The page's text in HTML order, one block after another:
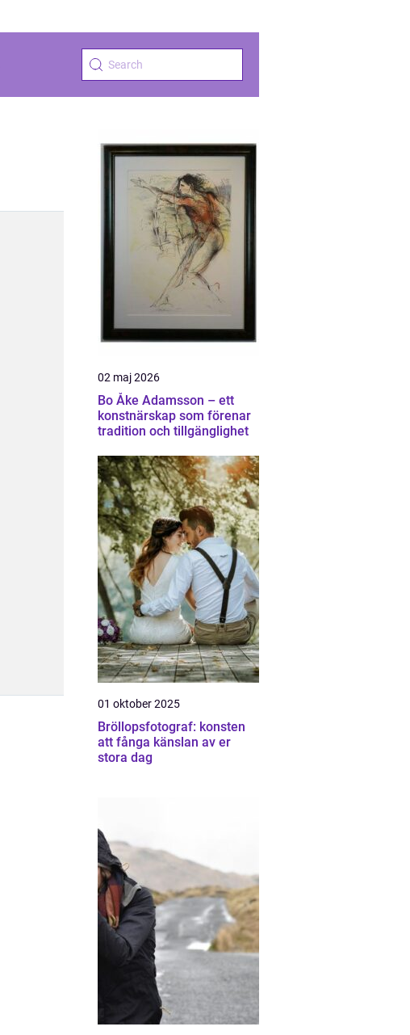
02 maj 2026
Bo Åke Adamsson – ett
konstnärskap som förenar
tradition och tillgänglighet
01 oktober 2025
Bröllopsfotograf: konsten
att fånga känslan av er
stora dag